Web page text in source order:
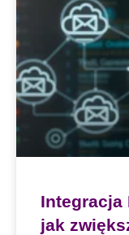
Integracja
jak